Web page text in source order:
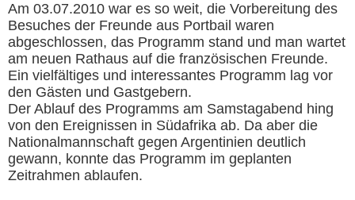
Am 03.07.2010 war es so weit, die Vorbereitung des
Besuches der Freunde aus Portbail waren
abgeschlossen, das Programm stand und man wartet
am neuen Rathaus auf die französischen Freunde.
Ein vielfältiges und interessantes Programm lag vor
den Gästen und Gastgebern.
Der Ablauf des Programms am Samstagabend hing
von den Ereignissen in Südafrika ab. Da aber die
Nationalmannschaft gegen Argentinien deutlich
gewann, konnte das Programm im geplanten
Zeitrahmen ablaufen.